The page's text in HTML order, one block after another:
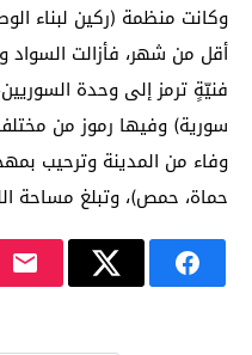
وكانت منظمة (ركين لبناء
أقل من شهر، فأزالت
فنيّةٍ ترمز إلى وحدة
سورية) وفيها رموز من
وفاء من المدينة وترحيب
حماة، حمص)، وتبلغ مساحة